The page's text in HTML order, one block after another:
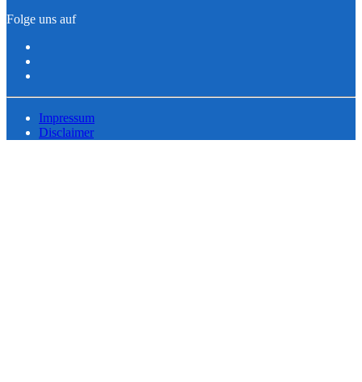
Folge uns auf
Impressum
Disclaimer